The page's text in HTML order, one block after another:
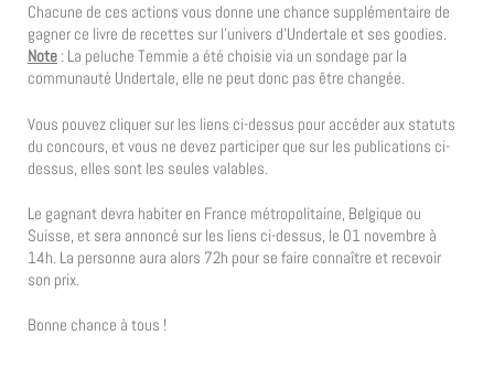
Chacune de ces actions vous donne une chance supplémentaire de
gagner ce livre de recettes sur l’univers d’Undertale et ses goodies.
Note : La peluche Temmie a été choisie via un sondage par la
communauté Undertale, elle ne peut donc pas être changée.
Vous pouvez cliquer sur les liens ci-dessus pour accéder aux statuts
du concours, et vous ne devez participer que sur les publications ci-
dessus, elles sont les seules valables.
Le gagnant devra habiter en France métropolitaine, Belgique ou
Suisse, et sera annoncé sur les liens ci-dessus, le 01 novembre à
14h. La personne aura alors 72h pour se faire connaître et recevoir
son prix.
Bonne chance à tous !